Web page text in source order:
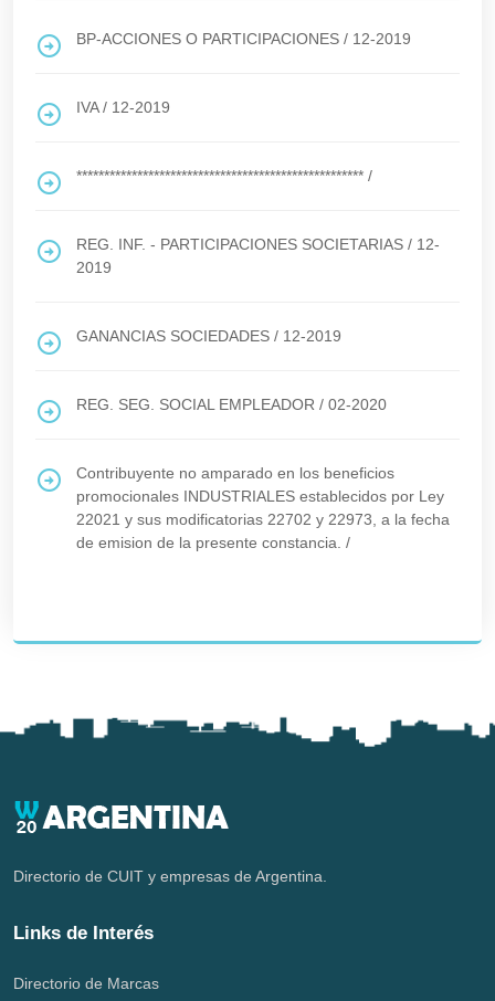
BP-ACCIONES O PARTICIPACIONES / 12-2019
IVA/ 12-2019
**************************************************** /
REG. INF. - PARTICIPACIONES SOCIETARIAS / 12-
2019
GANANCIAS SOCIEDADES / 12-2019
REG. SEG. SOCIAL EMPLEADOR / 02-2020
Contribuyente no amparado en los beneficios
promocionales INDUSTRIALES establecidos por Ley
22021 y sus modificatorias 22702 y 22973, a la fecha
de emision de la presente constancia. /
Directorio de CUIT y empresas de Argentina.
Links de Interés
Directorio de Marcas